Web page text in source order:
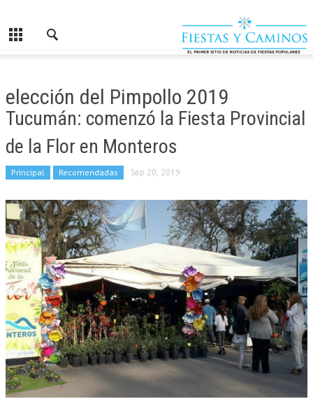
elección del Pimpollo 2019
Tucumán: comenzó la Fiesta Provincial
de la Flor en Monteros
Principal Recomendadas Sep 20, 2019